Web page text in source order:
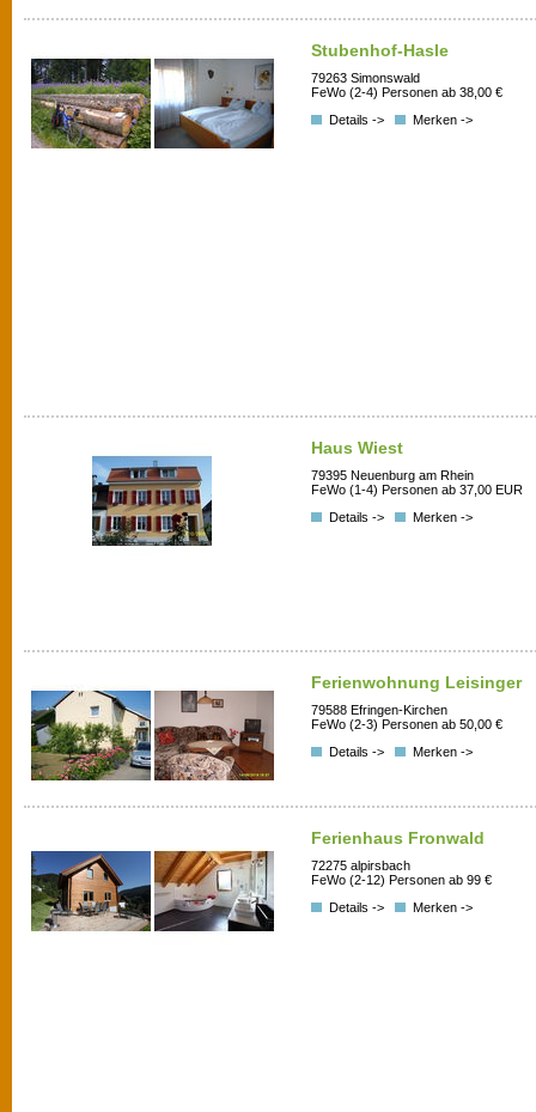
Stubenhof-Hasle
79263 Simonswald
FeWo (2-4) Personen ab 38,00 €
Details ->
Merken ->
Haus Wiest
79395 Neuenburg am Rhein
FeWo (1-4) Personen ab 37,00 EUR
Details ->
Merken ->
Ferienwohnung Leisinger
79588 Efringen-Kirchen
FeWo (2-3) Personen ab 50,00 €
Details ->
Merken ->
Ferienhaus Fronwald
72275 alpirsbach
FeWo (2-12) Personen ab 99 €
Details ->
Merken ->